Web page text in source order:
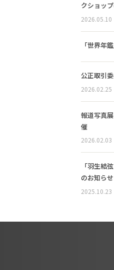
クショッ
2026.05.10
「世界年
公正取引
2026.02.25
報道写真
催
2026.02.03
「羽生結
のお知らせ
2025.10.23